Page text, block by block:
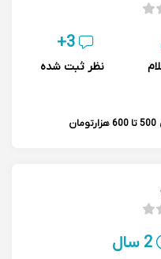
3+
نظر ثبت شده
500 تا 600 هزارتومان
2 سال